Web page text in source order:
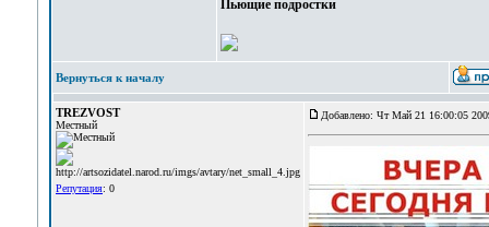
Пьющие подростки
Вернуться к началу
TREZVOST
Местный
Репутация: 0
Добавлено: Чт Май 21 16:00:05